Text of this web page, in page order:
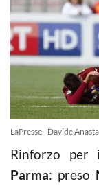
LaPresse - Davide
Rinforzo
Parma: preso